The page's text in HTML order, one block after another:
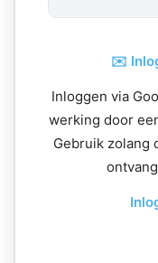
✉️
Inloggen via
werking door
Gebruik zolang